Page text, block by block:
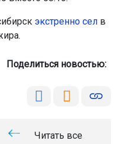
экстренно сел в
Поделиться новостью:
Читать все